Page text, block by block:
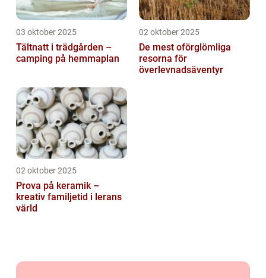
03 oktober 2025
Tältnatt i trädgården –
camping på hemmaplan
02 oktober 2025
De mest oförglömliga
resorna för
överlevnadsäventyr
02 oktober 2025
Prova på keramik –
kreativ familjetid i lerans
värld